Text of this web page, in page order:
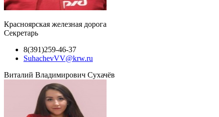
Красноярская железная дорога
Секретарь
8(391)259-46-37
SuhachevVV@krw.ru
Виталий Владимирович Сухачёв